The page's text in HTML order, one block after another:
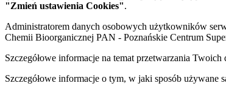
"Zmień ustawienia Cookies".
Administratorem danych osobowych użytkowników
Chemii Bioorganicznej PAN - Poznańskie Centrum
Szczegółowe informacje na temat przetwarzania
Szczegółowe informacje o tym, w jaki sposób